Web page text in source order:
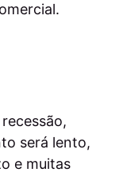
será lento,
e muitas